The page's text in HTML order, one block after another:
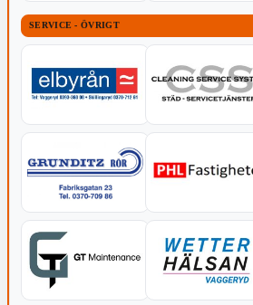
SERVICE - ÖVRIGT